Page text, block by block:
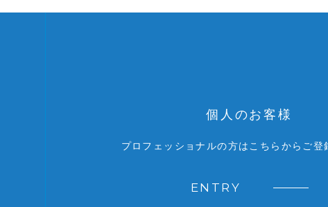
個人のお客様
プロフェッショナルの方はこちらからご登
ENTRY